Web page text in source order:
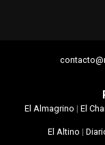
El Almagrino | El
El Altino |